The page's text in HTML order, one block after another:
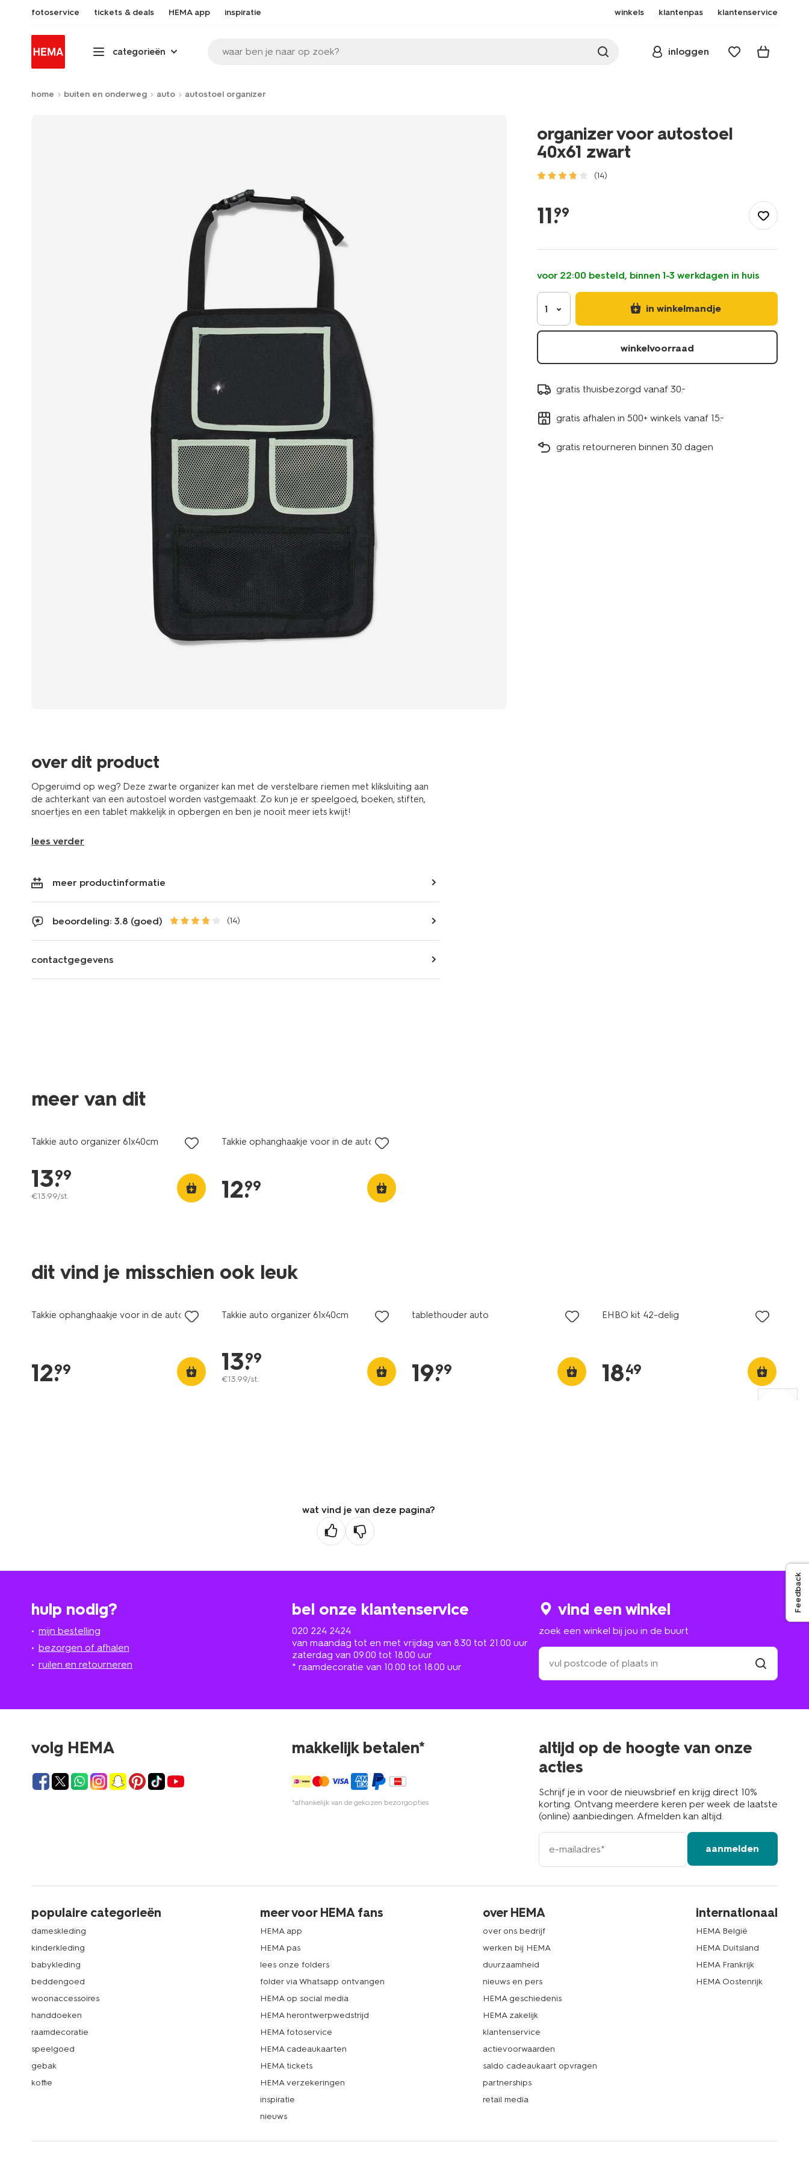
fotoservice tickets & deals HEMA app inspiratie winkels klantenpas klantenservice
categorieën waar ben je naar op zoek? inloggen
home buiten en onderweg auto autostoel organizer
over dit product
Opgeruimd op weg? Deze zwarte organizer kan met de verstelbare riemen met kliksluiting aan
de achterkant van een autostoel worden vastgemaakt. Zo kun je er speelgoed, boeken, stiften,
snoertjes en een tablet makkelijk in opbergen en ben je nooit meer iets kwijt!
lees verder
meer productinformatie
beoordeling: 3.8 (goed) (14)
contactgegevens
organizer voor autostoel
40x61 zwart
(14)
organizer/organizer-
41770003.html
11.
99
voor 22:00 besteld, binnen 1-3 werkdagen in huis
1 in winkelmandje
winkelvoorraad
gratis thuisbezorgd vanaf 30.-
gratis afhalen in 500+ winkels vanaf 15.-
gratis retourneren binnen 30 dagen
meer van dit
Takkie auto organizer 61x40cm
13.
99
€13.99/st.
Takkie ophanghaakje voor in de auto
12.
99
dit vind je misschien ook leuk
Takkie ophanghaakje voor in de auto
12.
99
Takkie auto organizer 61x40cm
13.
99
€13.99/st.
tablethouder auto
19.
99
EHBO kit 42-delig
18.
49
wat vind je van deze pagina?
hulp nodig?
mijn bestelling
bezorgen of afhalen
ruilen en retourneren
bel onze klantenservice
020 224 2424
van maandag tot en met vrijdag van 8.30 tot 21.00 uur
zaterdag van 09.00 tot 18.00 uur
* raamdecoratie van 10.00 tot 18.00 uur
vind een winkel
zoek een winkel bij jou in de buurt
zoek
een
winkel
in
volg HEMA makkelijk betalen*
*afhankelijk van de gekozen bezorgopties
altijd op de hoogte van onze
acties
Schrijf je in voor de nieuwsbrief en krijg direct 10%
korting. Ontvang meerdere keren per week de laatste
(online) aanbiedingen. Afmelden kan altijd.
e-
mailadres
aanmelden
populaire categorieën
dameskleding
kinderkleding
babykleding
beddengoed
woonaccessoires
handdoeken
raamdecoratie
speelgoed
gebak
koffie
meer voor HEMA fans
HEMA app
HEMA pas
lees onze folders
folder via Whatsapp ontvangen
HEMA op social media
HEMA herontwerpwedstrijd
HEMA fotoservice
HEMA cadeaukaarten
HEMA tickets
HEMA verzekeringen
inspiratie
nieuws
over HEMA
over ons bedrijf
werken bij HEMA
duurzaamheid
nieuws en pers
HEMA geschiedenis
HEMA zakelijk
klantenservice
actievoorwaarden
saldo cadeaukaart opvragen
partnerships
retail media
internationaal
HEMA België
HEMA Duitsland
HEMA Frankrijk
HEMA Oostenrijk
Feedback